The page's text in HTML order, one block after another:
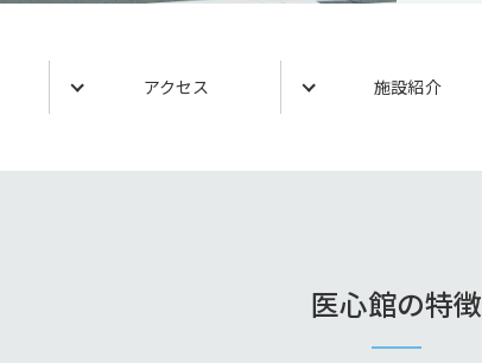
アクセス 施設紹介
医心館の特徴